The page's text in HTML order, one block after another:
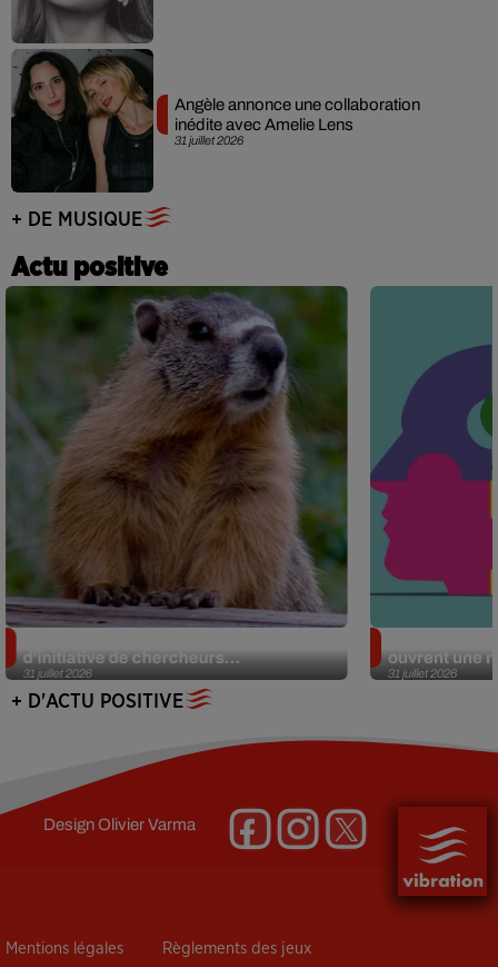
31 juillet 2026
Angèle annonce une collaboration
inédite avec Amelie Lens
+ DE MUSIQUE
Actu positive
31 juillet 2026
d’initiative de chercheurs...
31 juillet 2026
ouvrent une
+ D'ACTU POSITIVE
DesignOlivier Varma
Mentions légales Règlements des jeux